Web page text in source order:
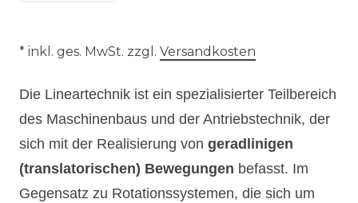
* inkl. ges. MwSt. zzgl. Versandkosten
Die Lineartechnik ist ein spezialisierter Teilbereich
des Maschinenbaus und der Antriebstechnik, der
sich mit der Realisierung von geradlinigen
(translatorischen) Bewegungen befasst. Im
Gegensatz zu Rotationssystemen, die sich um